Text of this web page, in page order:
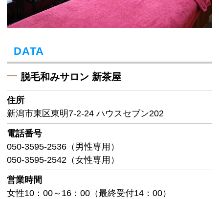
DATA
脱毛和みサロン 新茶屋
住所
新潟市東区東明7-2-24 ハウスセブン202
電話番号
050-3595-2536（男性専用）
050-3595-2542（女性専用）
営業時間
女性10：00～16：00（最終受付14：00）